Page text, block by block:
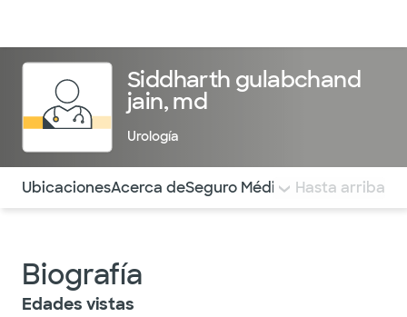
Siddharth gulabchand
jain, md
Urología
Utilice esta navegación para saltar rápidamente a
UbicacionesAcerca deSeguro Médico COMENTARIOS
Hasta arriba
Biografía
Edades vistas